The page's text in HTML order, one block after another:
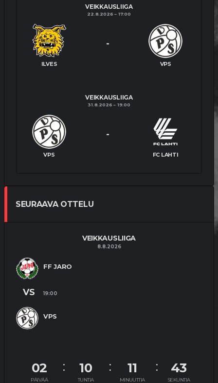
VEIKKAUSLIIGA
22.8.2026 17:00
ILVES VPS
-
VEIKKAUSLIIGA
31.8.2026 19:00
VPS FC LAHTI
-
SEURAAVA OTTELU
VEIKKAUSLIIGA
8.8.2026
FF JARO
VPS
VS 19:00
02
PÄIVÄÄ
10
TUNTIA
11
MINUUTTIA
43
SEKUNTIA